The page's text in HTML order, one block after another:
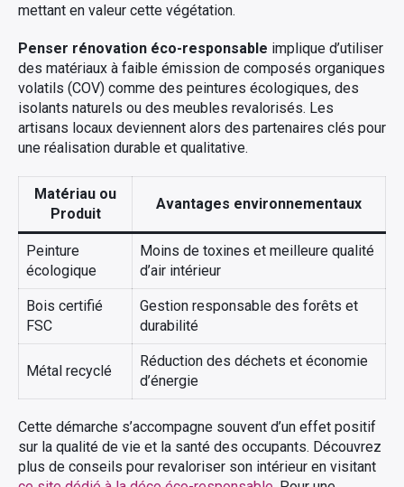
mettant en valeur cette végétation.
Penser rénovation éco-responsable implique d’utiliser
des matériaux à faible émission de composés organiques
volatils (COV) comme des peintures écologiques, des
isolants naturels ou des meubles revalorisés. Les
artisans locaux deviennent alors des partenaires clés pour
une réalisation durable et qualitative.
Matériau ou
Produit
Avantages environnementaux
Peinture
écologique
Moins de toxines et meilleure qualité
d’air intérieur
Bois certifié
FSC
Gestion responsable des forêts et
durabilité
Métal recyclé
Réduction des déchets et économie
d’énergie
Cette démarche s’accompagne souvent d’un effet positif
sur la qualité de vie et la santé des occupants. Découvrez
plus de conseils pour revaloriser son intérieur en visitant